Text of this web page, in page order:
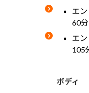
エ
60
エ
105
ボディ